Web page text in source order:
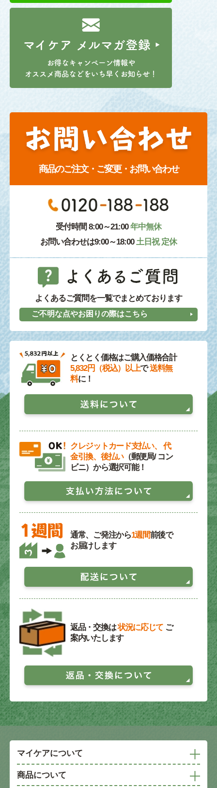
商品のご注文・ご変更・お問い合わせ
受付時間 8:00～21:00年中無休
お問い合わせは9:00～18:00 土日祝 定休
よくあるご質問を一覧でまとめております
ご不明な点やお困りの際はこちら
とくとく価格はご購入価格合計
5,832円（税込）以上で送料無
料に！
クレジットカード支払い、 代
金引換、後払い（郵便局/ コン
ビニ）から選択可能！
通常、ご発注から1週間前後で
お届けします
返品・交換は状況に応じて ご
案内いたします
マイケアについて
商品について